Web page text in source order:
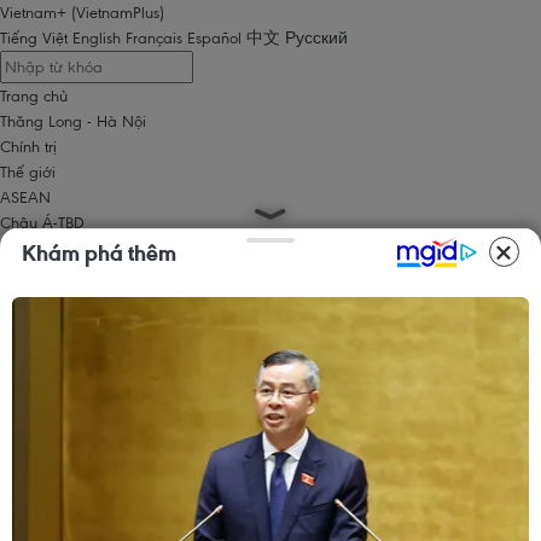
Vietnam+ (VietnamPlus)
Tiếng Việt English Français Español 中文 Русский
Trang chủ
Thăng Long - Hà Nội
Chính trị
Thế giới
ASEAN
Châu Á-TBD
Trung Đông
Châu Mỹ
Khám phá thêm